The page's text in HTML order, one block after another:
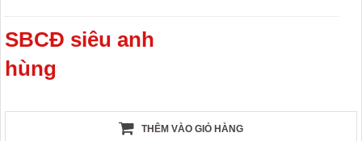
SBCĐ siêu anh
hùng
THÊM VÀO GIỎ HÀNG